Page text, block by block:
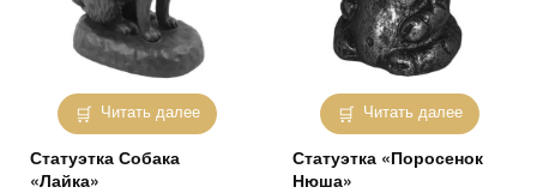
Читать далее
Статуэтка Собака
«Лайка»
Читать далее
Статуэтка «Поросенок
Нюша»